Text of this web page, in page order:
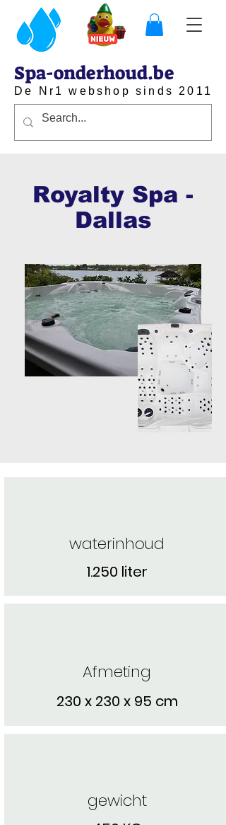
De Nr1 webshop sinds 2011
Spa-onderhoud.be
Royalty Spa -
Dallas
waterinhoud
1.250 liter
Afmeting
230 x 230 x 95 cm
gewicht